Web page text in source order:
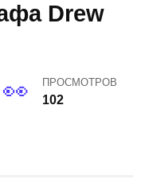
Drew
ПРОСМОТРОВ
102